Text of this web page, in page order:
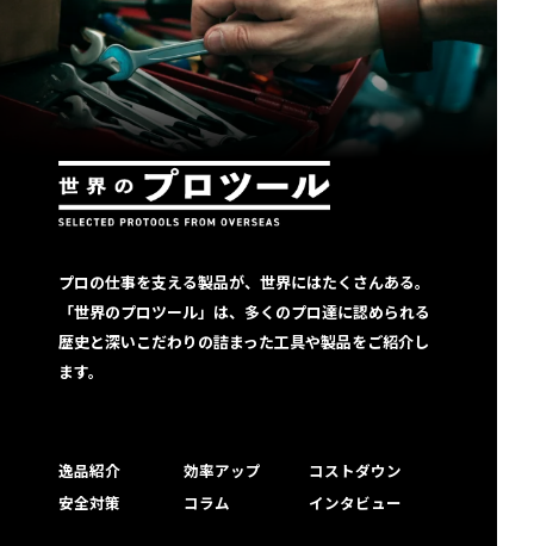
プロの仕事を支える製品が、世界にはたくさんある。
「世界のプロツール」は、多くのプロ達に認められる
歴史と深いこだわりの詰まった工具や製品をご紹介し
ます。
逸品紹介 効率アップ
コストダウン
安全対策
コラム インタビュー